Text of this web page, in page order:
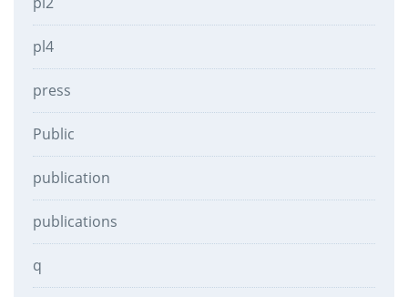
pl4
press
Public
publication
publications
q